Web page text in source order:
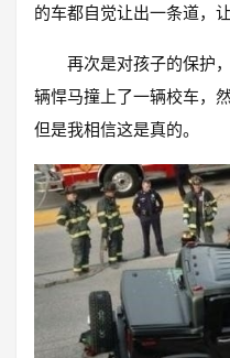
的车都自觉让出一条道，
再次是对孩子的保护
辆悍马撞上了一辆校车，
但是我相信这是真的。